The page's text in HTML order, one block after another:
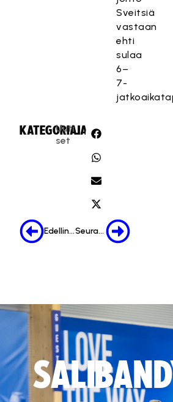
Sveitsiä
vastaan
ehti
sulaa
6–
7-
KATEGORIA:
Uuti
set
JAA:
Edellinen Seuraava